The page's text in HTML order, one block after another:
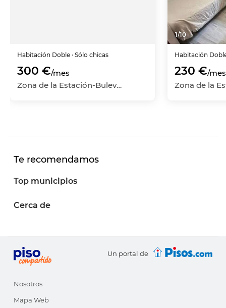
Habitación Doble · Sólo chicas
300 €/mes
Zona de la Estación-Bulevar, Jaén Capital, Jaén
1/10
Habitación
230 €/mes
Te recomendamos
Top municipios
Cerca de
Un portal de
Nosotros
Mapa Web